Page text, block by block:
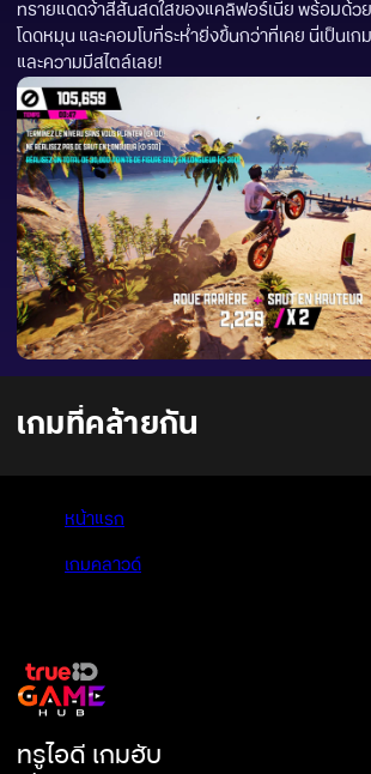
ทรายแดดจ้าสีสันสดใสของแคลิฟอร์เนีย พร้อมด้วย
โดดหมุน และคอมโบที่ระห่ำยิ่งขึ้นกว่าที่เคย นี่เป็นเ
และความมีสไตล์เลย!
เกมที่คล้ายกัน
หน้าแรก
เกมคลาวด์
ทรูไอดี เกมฮับ